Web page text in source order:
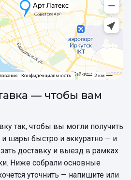
— чтобы вам
так, чтобы вы могли получить
шары быстро и аккуратно — и
доставку и выезд в рамках
Ниже собрали основные
уточнить — напишите или